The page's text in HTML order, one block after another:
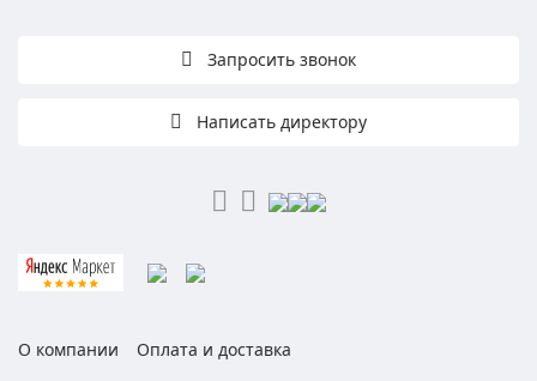
Запросить звонок
Написать директору
О компании Оплата и доставка